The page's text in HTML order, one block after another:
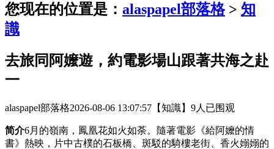
您现在的位置是： alaspapel部落格> 知
識
去旅同阿嬤遊，約電影場山跟著共海之赴
一
alaspapel部落格2026-08-06 13:07:57 【知識】 9人已围观
简介6月的嶺南，鳳凰花如火如荼。隨著電影《給阿嬤的情
書》熱映，片中古樸的石板橋、斑駁的騎樓老街、香火嫋嫋的